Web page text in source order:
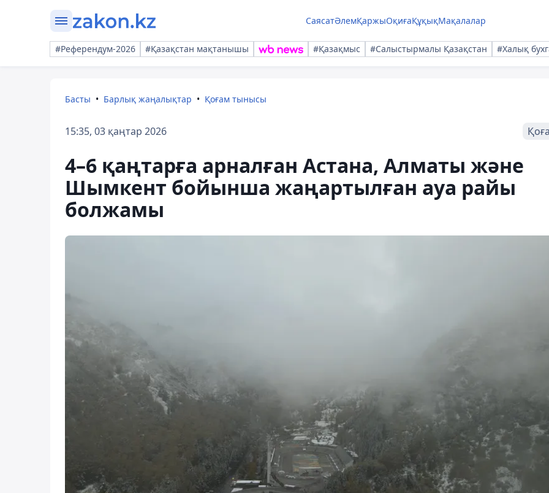
СаясатӘлемҚаржыОқиғаҚұқықМақалалар
#Референдум-2026 #Қазақстан мақтанышы #Қазақмыс #Салыстырмалы Қазақстан #Халық
Басты Барлық жаңалықтар Қоғам тынысы
15:35, 03 қаңтар 2026
4–6 қаңтарға арналған Астана, Алматы және
Шымкент бойынша жаңартылған ауа райы
болжамы